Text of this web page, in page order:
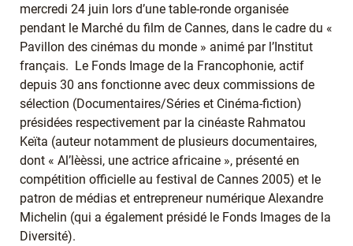
mercredi 24 juin lors d’une table-ronde organisée
pendant le Marché du film de Cannes, dans le cadre du «
Pavillon des cinémas du monde » animé par l’Institut
français. Le Fonds Image de la Francophonie, actif
depuis 30 ans fonctionne avec deux commissions de
sélection (Documentaires/Séries et Cinéma-fiction)
présidées respectivement par la cinéaste Rahmatou
Keïta (auteur notamment de plusieurs documentaires,
dont « Al’lèèssi, une actrice africaine », présenté en
compétition officielle au festival de Cannes 2005) et le
patron de médias et entrepreneur numérique Alexandre
Michelin (qui a également présidé le Fonds Images de la
Diversité).